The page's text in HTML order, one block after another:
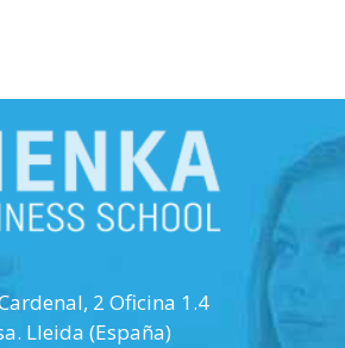
2 Oficina 1.4
. Lleida (España)